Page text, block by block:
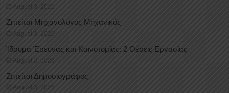
August 3, 2026
Ζητείται Μηχανολόγος Μηχανικός
August 3, 2026
Ίδρυμα Έρευνας και Καινοτομίας: 2 Θέσεις Εργασίας
August 3, 2026
Ζητείται Δημοσιογράφος
August 3, 2026